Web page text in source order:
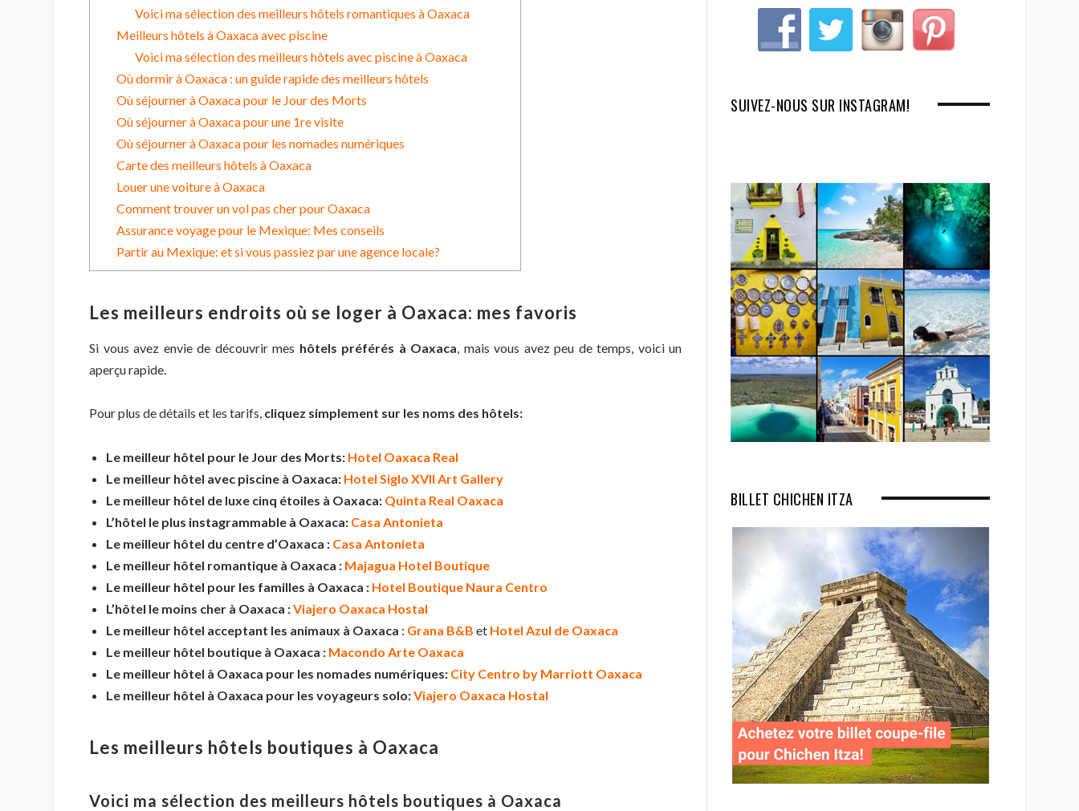
Voici ma sélection des meilleurs hôtels romantiques à Oaxaca
Meilleurs hôtels à Oaxaca avec piscine
Voici ma sélection des meilleurs hôtels avec piscine à Oaxaca
Où dormir à Oaxaca : un guide rapide des meilleurs hôtels
Où séjourner à Oaxaca pour le Jour des Morts
Où séjourner à Oaxaca pour une 1re visite
Où séjourner à Oaxaca pour les nomades numériques
Carte des meilleurs hôtels à Oaxaca
Louer une voiture à Oaxaca
Comment trouver un vol pas cher pour Oaxaca
Assurance voyage pour le Mexique: Mes conseils
Partir au Mexique: et si vous passiez par une agence locale?
Les meilleurs endroits où se loger à Oaxaca: mes favoris
Si vous avez envie de découvrir mes hôtels préférés à Oaxaca , mais vous avez peu de temps, voici un
aperçu rapide.
Pour plus de détails et les tarifs, cliquez simplement sur les noms des hôtels:
Le meilleur hôtel pour le Jour des Morts: Hotel Oaxaca Real
Le meilleur hôtel avec piscine à Oaxaca: Hotel Siglo XVII Art Gallery
Le meilleur hôtel de luxe cinq étoiles à Oaxaca: Quinta Real Oaxaca
L’hôtel le plus instagrammable à Oaxaca: Casa Antonieta
Le meilleur hôtel du centre d’Oaxaca : Casa Antonieta
Le meilleur hôtel romantique à Oaxaca : Majagua Hotel Boutique
Le meilleur hôtel pour les familles à Oaxaca : Hotel Boutique Naura Centro
L’hôtel le moins cher à Oaxaca :Viajero Oaxaca Hostal
Le meilleur hôtel acceptant les animaux à Oaxaca : Grana B&B et Hotel Azul de Oaxaca
Le meilleur hôtel boutique à Oaxaca : Macondo Arte Oaxaca
Le meilleur hôtel à Oaxaca pour les nomades numériques: City Centro by Marriott Oaxaca
Le meilleur hôtel à Oaxaca pour les voyageurs solo:Viajero Oaxaca Hostal
Les meilleurs hôtels boutiques à Oaxaca
Voici ma sélection des meilleurs hôtels boutiques à Oaxaca
SUIVEZ-NOUS SUR INSTAGRAM!
BILLET CHICHEN ITZA